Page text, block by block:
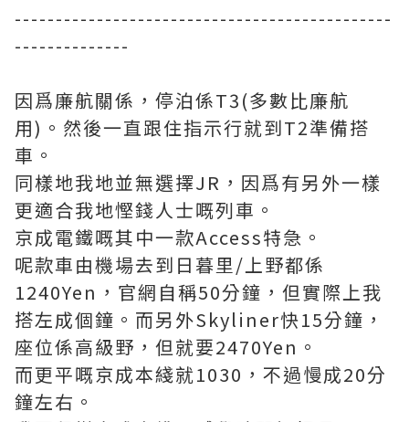
----------------------------------------------
--------------
因爲廉航關係，停泊係T3(多數比廉航
用)。然後一直跟住指示行就到T2準備搭
車。
同樣地我地並無選擇JR，因爲有另外一樣
更適合我地慳錢人士嘅列車。
京成電鐵嘅其中一款Access特急。
呢款車由機場去到日暮里/上野都係
1240Yen，官網自稱50分鐘，但實際上我
搭左成個鐘。而另外Skyliner快15分鐘，
座位係高級野，但就要2470Yen。
而更平嘅京成本綫就1030，不過慢成20分
鐘左右。